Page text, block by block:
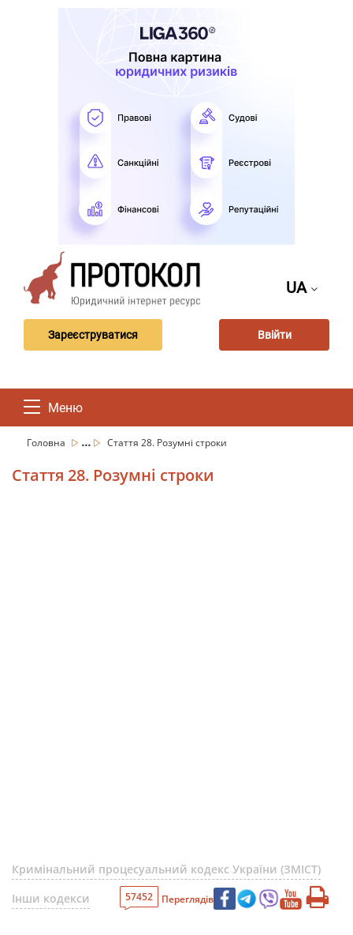
UA
Зареєструватися Ввійти
Меню
Головна ... Стаття 28. Розумні строки
Стаття 28. Розумні строки
Кримінальний процесуальний кодекс України (ЗМІСТ)
Інши кодекси
57452 Переглядів